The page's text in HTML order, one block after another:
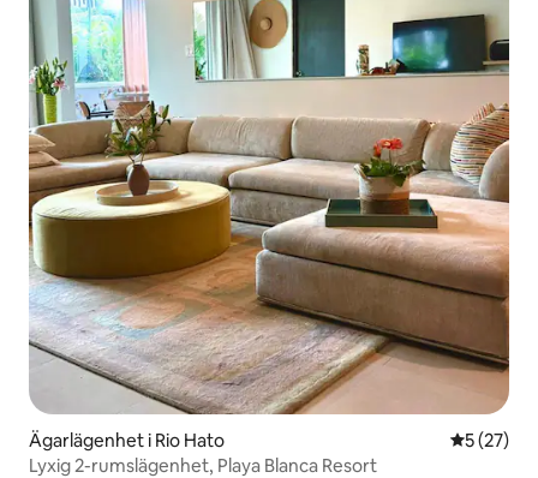
Ägarlägenhet i Rio Hato 5 av 5 i
5 (27)
Lyxig 2-rumslägenhet, Playa Blanca Resort